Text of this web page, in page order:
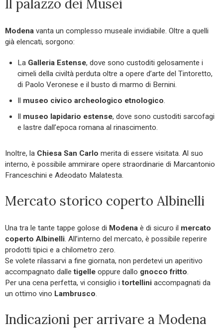
Il palazzo dei Musei
Modena vanta un complesso museale invidiabile. Oltre a quelli
già elencati, sorgono:
La Galleria Estense, dove sono custoditi gelosamente i
cimeli della civiltà perduta oltre a opere d’arte del Tintoretto,
di Paolo Veronese e il busto di marmo di Bernini.
Il museo civico archeologico etnologico.
Il museo lapidario estense, dove sono custoditi sarcofagi
e lastre dall’epoca romana al rinascimento.
Inoltre, la Chiesa San Carlo merita di essere visitata. Al suo
interno, è possibile ammirare opere straordinarie di Marcantonio
Franceschini e Adeodato Malatesta.
Mercato storico coperto Albinelli
Una tra le tante tappe golose di Modena è di sicuro il mercato
coperto Albinelli. All’interno del mercato, è possibile reperire
prodotti tipici e a chilometro zero.
Se volete rilassarvi a fine giornata, non perdetevi un aperitivo
accompagnato dalletigelle oppure dallo gnocco fritto.
Per una cena perfetta, vi consiglio itortellini accompagnati da
un ottimo vino Lambrusco.
Indicazioni per arrivare a Modena